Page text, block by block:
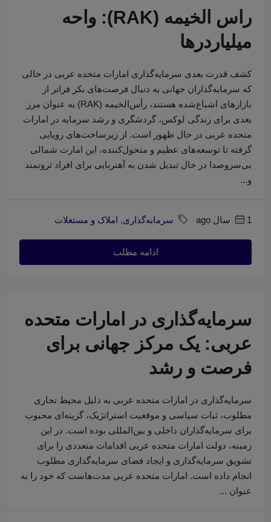
راس الخیمه (RAK): واحه
میلیاردرها
کشف قدرت بعدی سرمایه‌گذاری امارات متحده عربی در حالی
که سرمایه‌گذاران جهانی به دنبال فرصت‌های بکر فراتر از
بازارهای اشباع‌شده هستند، رأس‌الخیمه (RAK) به عنوان مرز
بعدی برای زندگی لوکس، گردشگری و رشد سرمایه در امارات
متحده عربی در حال ظهور است. از زیرساخت‌های رویایی
گرفته تا توسعه‌های عظیم و متحول‌کننده، این امارت شمالی
بی‌سروصدا در حال تبدیل شدن به آهنربایی برای افراد ثروتمند
و...
1 سال ago سرمایه‌گذاری, املاک و مستغلات
ادامه مطلب
سرمایه‌گذاری در امارات متحده
عربی: یک مرکز جهانی برای
فرصت و رشد
سرمایه‌گذاری در امارات متحده عربی به دلیل محیط تجاری
مطلوب، ثبات سیاسی و موقعیت استراتژیک، گزینه‌ای محبوب
برای سرمایه‌گذاران داخلی و بین‌المللی بوده است. در این
زمینه، دولت امارات متحده عربی اقدامات متعددی را برای
تشویق سرمایه‌گذاری و ایجاد فضای سرمایه‌گذاری مطلوب
انجام داده است. امارات متحده عربی مدت‌هاست که خود را به
عنوان ...